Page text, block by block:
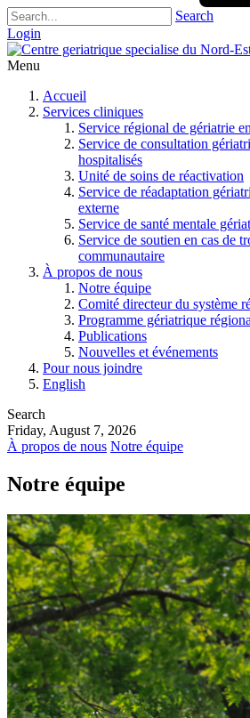
Search
Login
Menu
Accueil
Services cliniques
Service régional de gériatrie
Service de consultation
hospitalisés
Unité de soins de réactivation
Service de réadaptation
externe
Service de santé mentale
Service de soutien en cas de
communautaire
À propos de nous
Notre équipe
Comité directeur du système
Programme gériatrique
Publications
Nouvelles et événements
Pour nous joindre
English
Search
Friday, August 7, 2026
À propos de nous Notre équipe
Notre équipe